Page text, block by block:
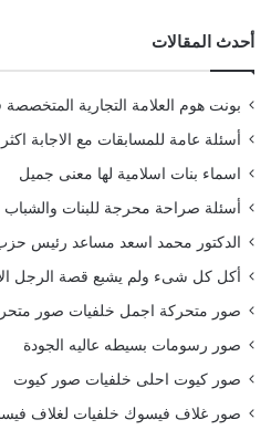
أحدث المقالات
بونت هوم العلامة التجارية
أسئلة عامة للمسابقات مع الاجابة اكثر من 500
اسماء بنات اسلامية لها معنى جميل
أسئلة صراحة محرجة للبنات والشباب 2023
الدكتور محمد اسعد مساعد رئيس
أكل كل شىء ولم يشبع قصة الرجل
صور متحركة اجمل خلفيات صور
صور رسومات بسيطه عاليه الجودة
صور كيوت احلى خلفيات صور كيوت
صور غلاف فيسوك خلفيات لغلاف